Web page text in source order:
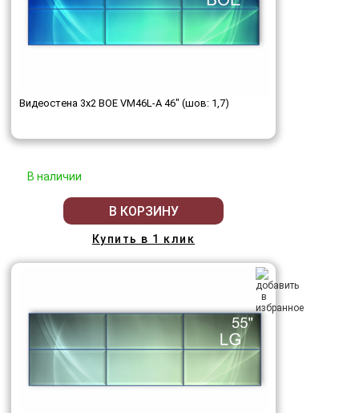
Видеостена 3x2 BOE VM46L-A 46" (шов: 1,7)
В наличии
В КОРЗИНУ
Купить в 1 клик